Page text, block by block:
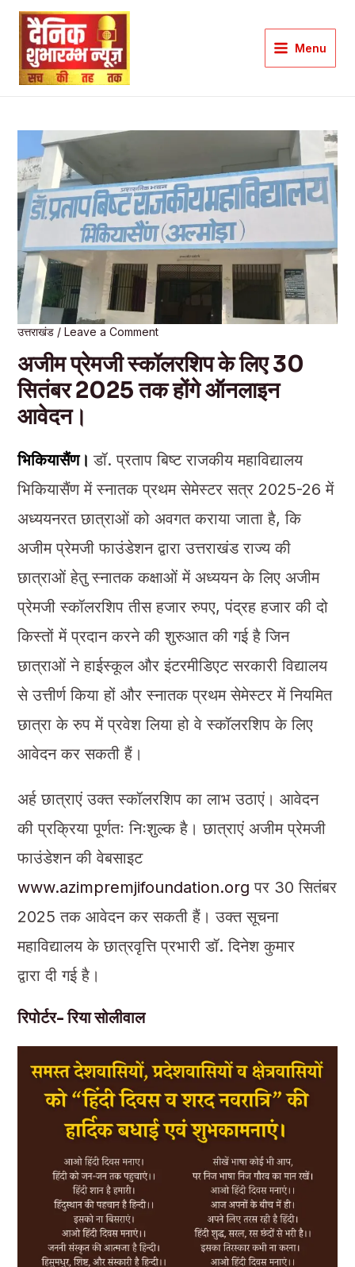
Skip
content
Main
Menu
उत्तराखंड/ Leave a Comment
अजीम प्रेमजी स्कॉलरशिप के लिए 30
सितंबर 2025 तक होंगे ऑनलाइन
आवेदन।
भिकियासैंण।डॉ. प्रताप बिष्ट राजकीय महाविद्यालय
भिकियासैंण में स्नातक प्रथम सेमेस्टर सत्र 2025-26 में
अध्ययनरत छात्राओं को अवगत कराया जाता है, कि
अजीम प्रेमजी फाउंडेशन द्वारा उत्तराखंड राज्य की
छात्राओं हेतु स्नातक कक्षाओं में अध्ययन के लिए अजीम
प्रेमजी स्कॉलरशिप तीस हजार रुपए, पंद्रह हजार की दो
किस्तों में प्रदान करने की शुरुआत की गई है जिन
छात्राओं ने हाईस्कूल और इंटरमीडिएट सरकारी विद्यालय
से उत्तीर्ण किया हों और स्नातक प्रथम सेमेस्टर में नियमित
छात्रा के रुप में प्रवेश लिया हो वे स्कॉलरशिप के लिए
आवेदन कर सकती हैं।
अर्ह छात्राएं उक्त स्कॉलरशिप का लाभ उठाएं। आवेदन
की प्रक्रिया पूर्णतः निःशुल्क है। छात्राएं अजीम प्रेमजी
फाउंडेशन की वेबसाइट
www.azimpremjifoundation.org पर 30 सितंबर
2025 तक आवेदन कर सकती हैं। उक्त सूचना
महाविद्यालय के छात्रवृत्ति प्रभारी डॉ. दिनेश कुमार
द्वारा दी गई है।
रिपोर्टर- रिया सोलीवाल